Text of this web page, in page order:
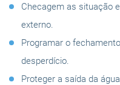
Checagem as situação
externo.
Programar o
desperdício.
Proteger a saída da